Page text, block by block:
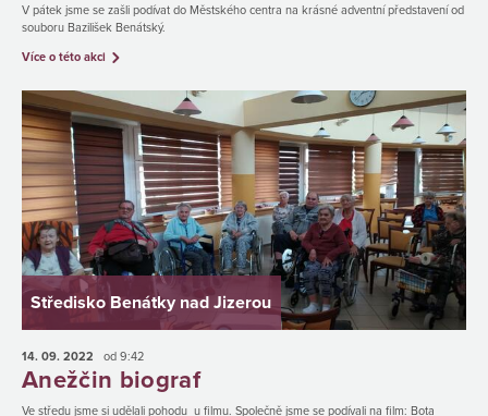
V pátek jsme se zašli podívat do Městského centra na krásné adventní představení od
souboru Bazilišek Benátský.
Více o této akci
Středisko Benátky nad Jizerou
14. 09. 2022 od 9:42
Anežčin biograf
Ve středu jsme si udělali pohodu u filmu. Společně jsme se podívali na film: Bota